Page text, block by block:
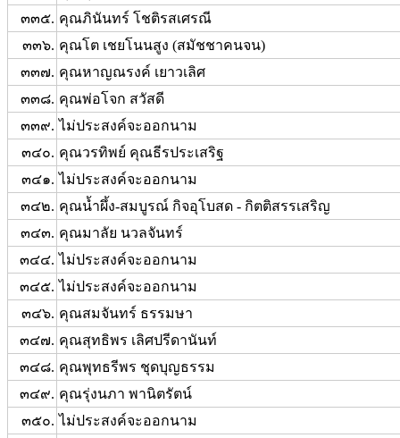
๓๓๕. คุณภินันทร์ โชติรสเศรณี
๓๓๖. คุณโต เชยโนนสูง (สมัชชาคนจน)
๓๓๗. คุณหาญณรงค์ เยาวเลิศ
๓๓๘. คุณพ่อโจก สวัสดี
๓๓๙. ไม่ประสงค์จะออกนาม
๓๔๐. คุณวรทิพย์ คุณธีรประเสริฐ
๓๔๑. ไม่ประสงค์จะออกนาม
๓๔๒. คุณน้ำผึ้ง-สมบูรณ์ กิจอุโบสด - กิตติสรรเสริญ
๓๔๓. คุณมาลัย นวลจันทร์
๓๔๔. ไม่ประสงค์จะออกนาม
๓๔๕. ไม่ประสงค์จะออกนาม
๓๔๖. คุณสมจันทร์ ธรรมษา
๓๔๗. คุณสุทธิพร เลิศปรีดานันท์
๓๔๘. คุณพุทธรีพร ชุดบุญธรรม
๓๔๙. คุณรุ่งนภา พานิตรัตน์
๓๕๐. ไม่ประสงค์จะออกนาม